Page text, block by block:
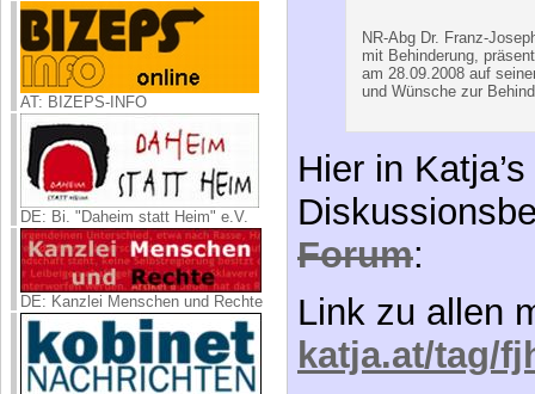
AT: BIZEPS-INFO
DE: Bi. "Daheim statt Heim" e.V.
DE: Kanzlei Menschen und Rechte
Hier in
Forum :
Link zu allen
katja.at/tag/
Beitrag
(2008.09.14-